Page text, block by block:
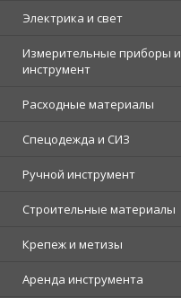
Электрика и свет
Измерительные приборы и
инструмент
Расходные материалы
Спецодежда и СИЗ
Ручной инструмент
Строительные материалы
Крепеж и метизы
Аренда инструмента